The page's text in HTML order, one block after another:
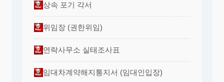
상속 포기 각서
위임장 (권한위임)
연락사무소 실태조사표
임대차계약해지통지서 (임대인입장)